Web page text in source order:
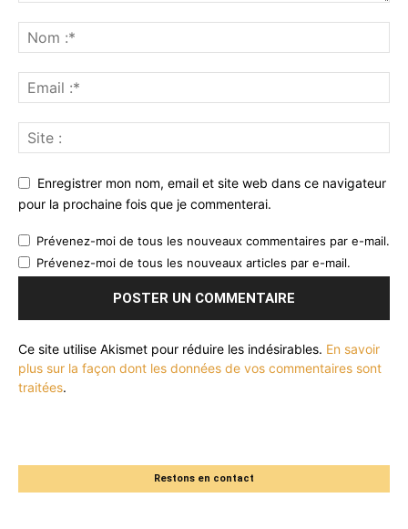
Enregistrer mon nom, email et site web dans ce navigateur
pour la prochaine fois que je commenterai.
Prévenez-moi de tous les nouveaux commentaires par e-mail.
Prévenez-moi de tous les nouveaux articles par e-mail.
Ce site utilise Akismet pour réduire les indésirables. En savoir
plus sur la façon dont les données de vos commentaires sont
traitées.
Restons en contact